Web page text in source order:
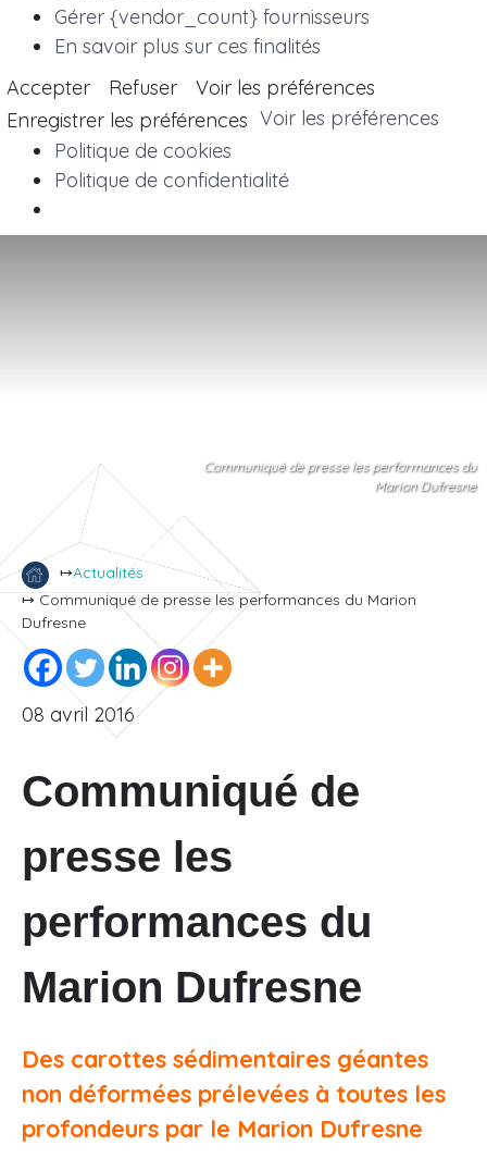
Gérer {vendor_count} fournisseurs
En savoir plus sur ces finalités
Accepter
Refuser
Voir les préférences
Enregistrer les préférences Voir les préférences
Politique de cookies
Politique de confidentialité
Communiqué de presse les performances du
Marion Dufresne
↦Actualités
↦ Communiqué de presse les performances du Marion
Dufresne
08 avril 2016
Communiqué de
presse les
performances du
Marion Dufresne
Des carottes sédimentaires géantes
non déformées prélevées à toutes les
profondeurs par le Marion Dufresne